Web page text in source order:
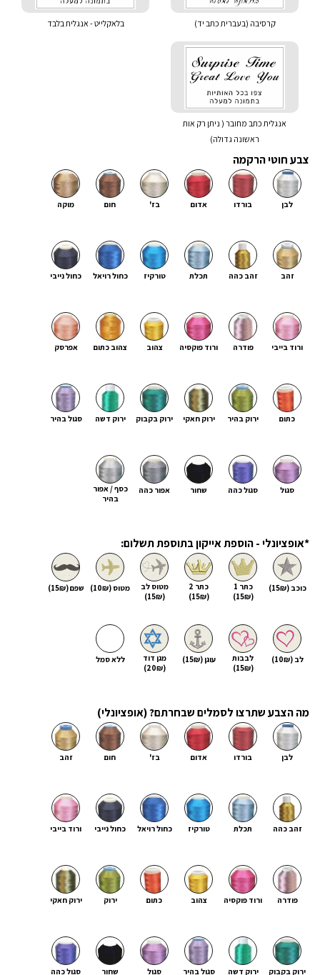
קרסיבה (בעברית כתב יד) בלאקלייט - אנגלית בלבד
אנגלית כתב מחובר ( ניתן רק אות
ראשונה גדולה)
צבע חוטי הרקמה
לבן בורדו אדום בז' חום מוקה
זהב זהב כהה תכלת טורקיז כחול רויאל כחול נייבי
ורוד בייבי פודרה ורוד פוקסיה צהוב צהוב כתום אפרסק
כתום ירוק בהיר ירוק חאקי ירוק בקבוק ירוק דשה סגול בהיר
סגול סגול כהה שחור אפור כהה
כסף / אפור
בהיר
*אופציונלי - הוספת אייקון בתוספת תשלום:
כוכב (15₪)
כתר 1
(15₪)
כתר 2
(15₪)
מטוס לב
(15₪)
מטוס (10₪) שפם (15₪)
לב (10₪)
לבבות
(15₪)
עוגן (15₪)
מגן דוד
(20₪)
ללא סמל
מה הצבע שתרצו לסמלים שבחרתם? (אופציונלי)
לבן בורדו אדום בז' חום זהב
זהב כהה תכלת טורקיז כחול רויאל כחול נייבי ורוד בייבי
פודרה ורוד פוקסיה צהוב כתום ירוק ירוק חאקי
ירוק בקבוק ירוק דשה סגול בהיר סגול שחור סגול כהה